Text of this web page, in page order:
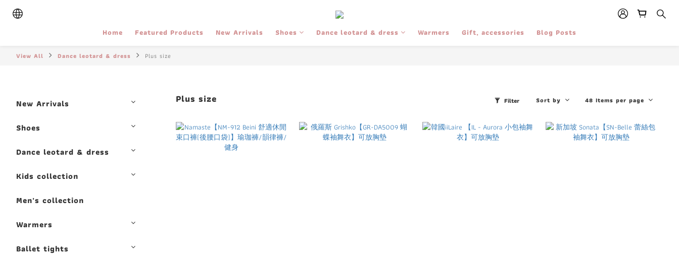
Home Featured Products New Arrivals Shoes Dance leotard & dress Warmers Gift, accessories Blog Posts
View All Dance leotard & dress Plus size
New Arrivals
Shoes
Dance leotard & dress
Kids collection
Men's collection
Warmers
Ballet tights
Plus size Filter Sort by 48 Items per page